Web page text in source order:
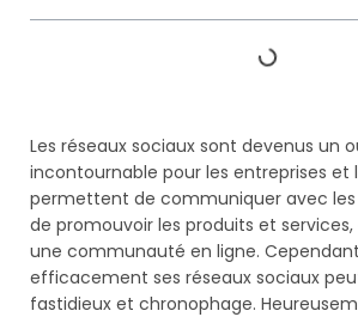
Les réseaux sociaux sont devenus un
incontournable pour les entreprises et
permettent de communiquer avec
de promouvoir les produits et
une communauté en ligne.
efficacement ses réseaux sociaux
fastidieux et chronophage.